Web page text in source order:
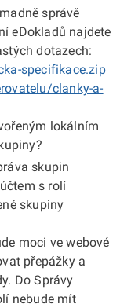
správě
eDokladů najdete
dotazech:
specifikace.zip
clanky-a-
lokálním
skupin
s rolí
skupiny
moci ve webové
přepážky a
Do Správy
nebude mít